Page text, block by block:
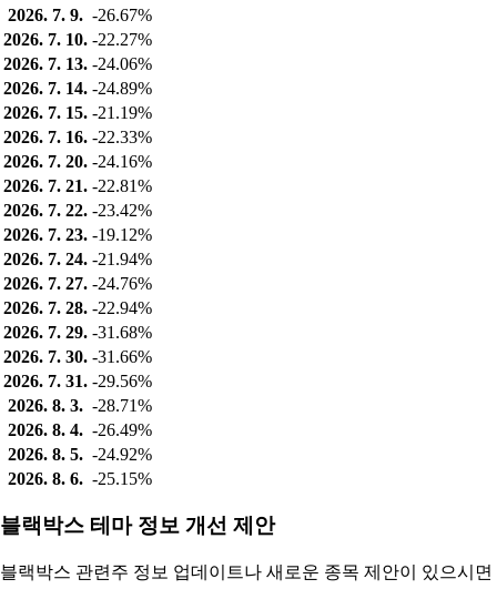
2026. 7. 9. -26.67%
2026. 7. 10. -22.27%
2026. 7. 13. -24.06%
2026. 7. 14. -24.89%
2026. 7. 15. -21.19%
2026. 7. 16. -22.33%
2026. 7. 20. -24.16%
2026. 7. 21. -22.81%
2026. 7. 22. -23.42%
2026. 7. 23. -19.12%
2026. 7. 24. -21.94%
2026. 7. 27. -24.76%
2026. 7. 28. -22.94%
2026. 7. 29. -31.68%
2026. 7. 30. -31.66%
2026. 7. 31. -29.56%
2026. 8. 3. -28.71%
2026. 8. 4. -26.49%
2026. 8. 5. -24.92%
2026. 8. 6. -25.15%
블랙박스 테마 정보 개선 제안
블랙박스 관련주 정보 업데이트나 새로운 종목 제안이 있으시면